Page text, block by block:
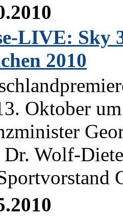
LIVE: Sky
2010
Oktober
Dr. Wolf-